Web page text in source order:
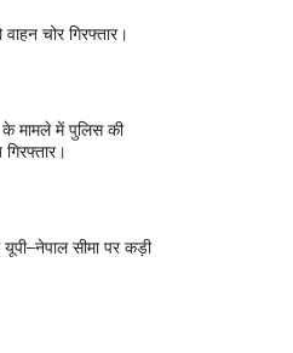
चोर गिरफ्तार।
के मामले में पुलिस की
गिरफ्तार।
सीमा पर कड़ी